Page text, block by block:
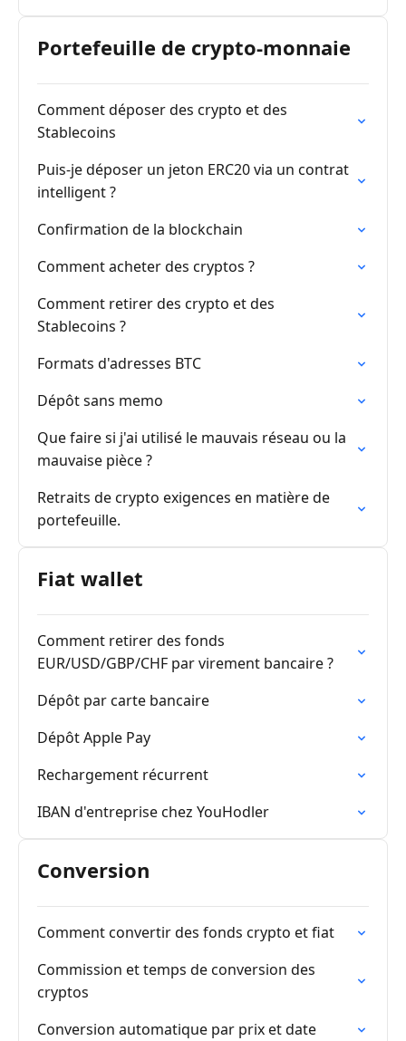
Portefeuille de crypto-monnaie
Comment déposer des crypto et des
Stablecoins
Puis-je déposer un jeton ERC20 via un contrat
intelligent ?
Confirmation de la blockchain
Comment acheter des cryptos ?
Comment retirer des crypto et des
Stablecoins ?
Formats d'adresses BTC
Dépôt sans memo
Que faire si j'ai utilisé le mauvais réseau ou la
mauvaise pièce ?
Retraits de crypto exigences en matière de
portefeuille.
Fiat wallet
Comment retirer des fonds
EUR/USD/GBP/CHF par virement bancaire ?
Dépôt par carte bancaire
Dépôt Apple Pay
Rechargement récurrent
IBAN d'entreprise chez YouHodler
Conversion
Comment convertir des fonds crypto et fiat
Commission et temps de conversion des
cryptos
Conversion automatique par prix et date